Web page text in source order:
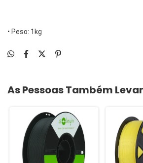
• Peso: 1kg
As Pessoas Também